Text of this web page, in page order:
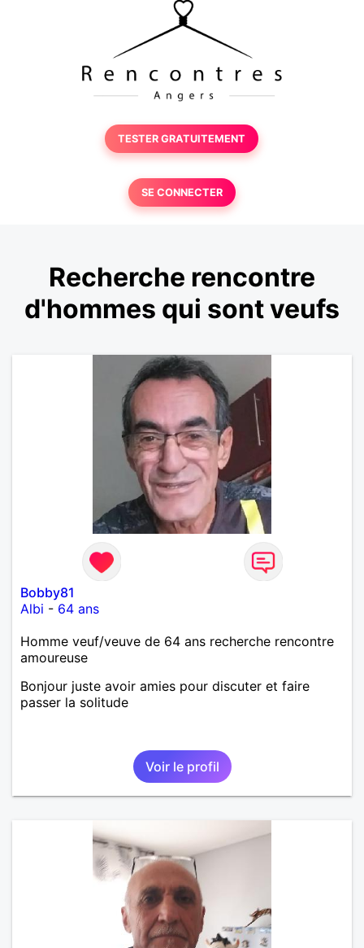
TESTER GRATUITEMENT
SE CONNECTER
Recherche rencontre
d'hommes qui sont veufs
Bobby81
Albi - 64 ans
Homme veuf/veuve de 64 ans recherche rencontre
amoureuse
Bonjour juste avoir amies pour discuter et faire
passer la solitude
Voir le profil